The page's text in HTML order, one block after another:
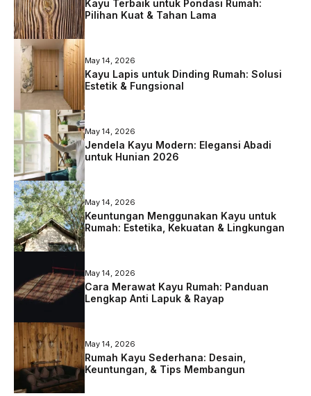
Kayu Terbaik untuk Pondasi Rumah:
Pilihan Kuat & Tahan Lama
May 14, 2026
Kayu Lapis untuk Dinding Rumah: Solusi
Estetik & Fungsional
May 14, 2026
Jendela Kayu Modern: Elegansi Abadi
untuk Hunian 2026
May 14, 2026
Keuntungan Menggunakan Kayu untuk
Rumah: Estetika, Kekuatan & Lingkungan
May 14, 2026
Cara Merawat Kayu Rumah: Panduan
Lengkap Anti Lapuk & Rayap
May 14, 2026
Rumah Kayu Sederhana: Desain,
Keuntungan, & Tips Membangun